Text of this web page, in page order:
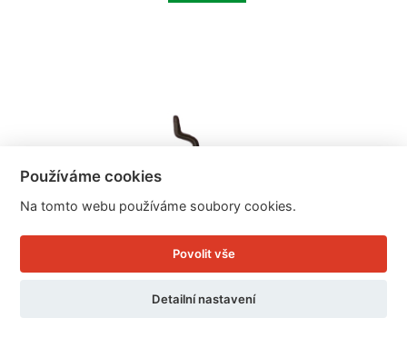
Používáme cookies
Na tomto webu používáme soubory cookies.
Povolit vše
Detailní nastavení